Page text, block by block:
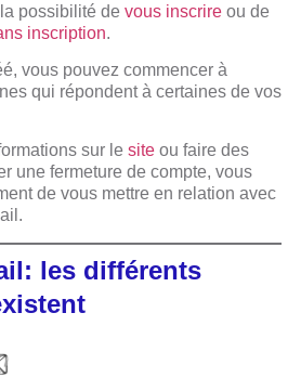
possibilité de vous inscrire ou de
inscription.
vous pouvez commencer à
qui répondent à certaines de vos
sur le site ou faire des
une fermeture de compte, vous
de vous mettre en relation avec
les différents